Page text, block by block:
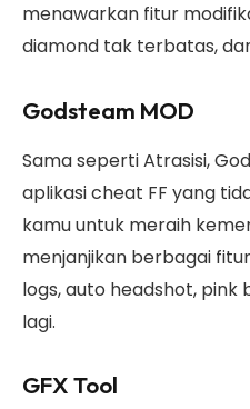
menawarkan fitur
diamond tak terbatas,
Godsteam MOD
Sama seperti Atrasisi,
aplikasi cheat FF yang
kamu untuk meraih
menjanjikan berbagai
logs, auto headshot, pink
lagi.
GFX Tool